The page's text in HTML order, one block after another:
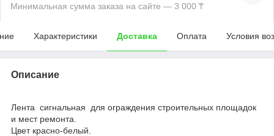
Минимальная сумма заказа на сайте — 3 000 ₸
Характеристики Доставка Оплата Условия
Описание
Лента сигнальная для ограждения строительных площадок
и мест ремонта.
Цвет красно-белый.